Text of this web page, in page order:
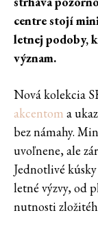
centre stojí
letnej podoby,
význam.
Nová kolekcia
akcentom a
bez námahy.
uvoľnene, ale
Jednotlivé
letné výzvy, od
nutnosti